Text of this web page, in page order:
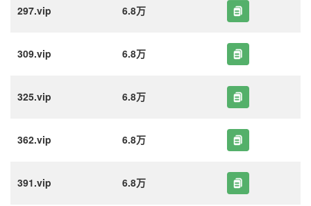
297.vip 6.8万
309.vip 6.8万
325.vip 6.8万
362.vip 6.8万
391.vip 6.8万